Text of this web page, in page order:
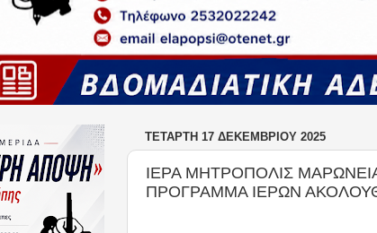
ΤΕΤΆΡΤΗ 17 ΔΕΚΕΜΒΡΊΟΥ 2025
ΙΕΡΑ ΜΗΤΡΟΠΟΛΙΣ
ΠΡΟΓΡΑΜΜΑ ΙΕΡΩΝ